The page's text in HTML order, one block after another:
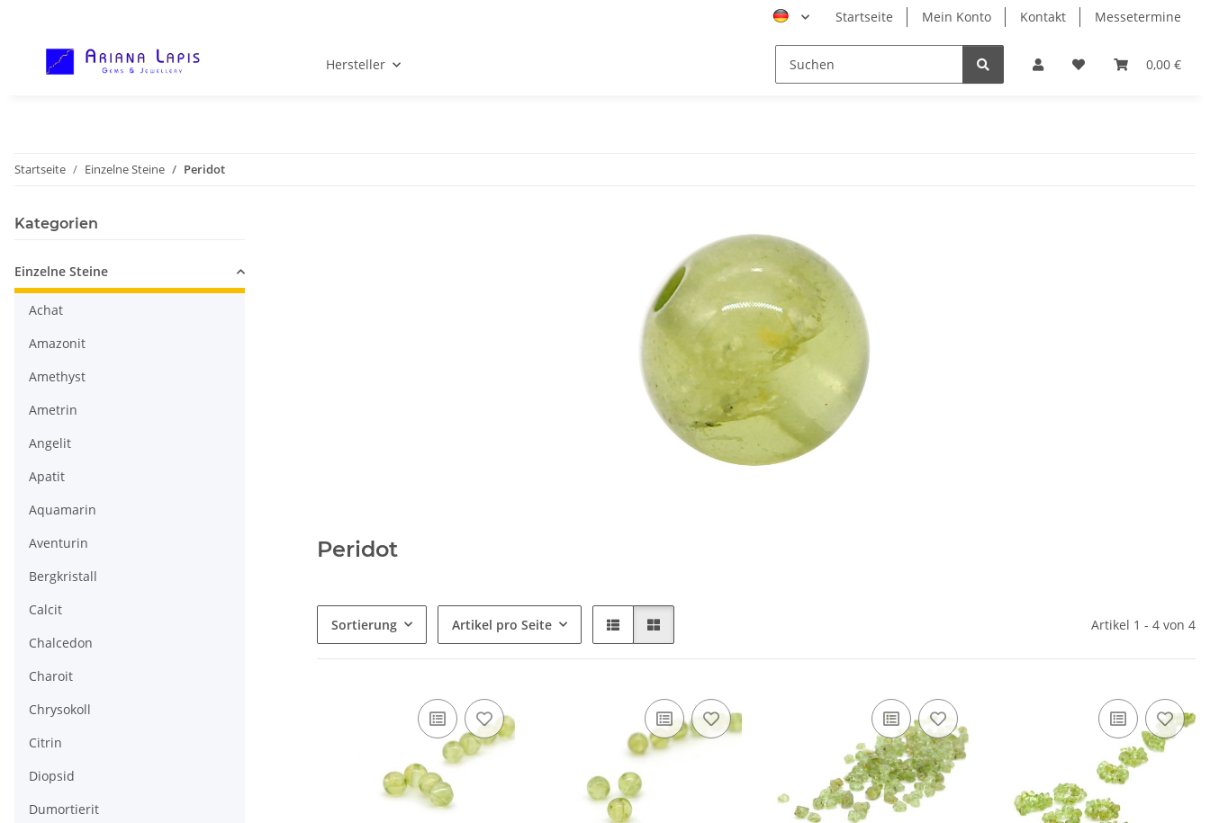
Startseite Mein Konto Kontakt Messetermine
0,00 €
Hersteller
Startseite Einzelne Steine Peridot
Peridot
Sortierung Artikel pro Seite Artikel 1 - 4 von 4
Kategorien
Einzelne Steine
Achat
Amazonit
Amethyst
Ametrin
Angelit
Apatit
Aquamarin
Aventurin
Bergkristall
Calcit
Chalcedon
Charoit
Chrysokoll
Citrin
Diopsid
Dumortierit